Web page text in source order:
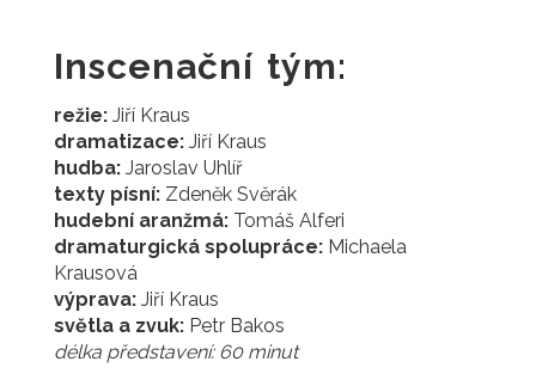
Inscenační tým:
režie:Jiří Kraus
dramatizace:Jiří Kraus
hudba:Jaroslav Uhlíř
texty písní:Zdeněk Svěrák
hudební aranžmá:Tomáš Alferi
dramaturgická spolupráce:Michaela
Krausová
výprava:Jiří Kraus
světla a zvuk:Petr Bakos
délka představení: 60 minut